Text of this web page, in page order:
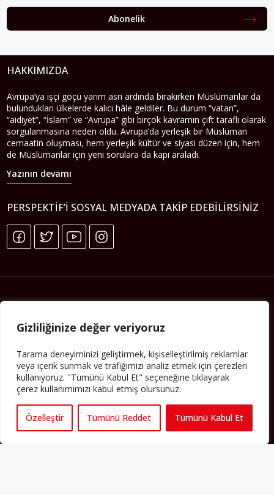
Gizliliğinize değer veriyoruz
Tarama deneyiminizi geliştirmek, kişiselleştirilmiş reklamlar
veya içerik sunmak ve trafiğimizi analiz etmek için çerezleri
kullanıyoruz. "Tümünü Kabul Et" seçeneğine tıklayarak
çerez kullanımımızı kabul etmiş olursunuz.
Özelleştir Tümünü Reddet Tümünü Kabul Et
Abonelik
HAKKIMIZDA
Avrupa’ya işçi göçü yarım asrı ardında bırakırken Müslümanlar da
bulundukları ülkelerde kalıcı hâle geldiler. Bu durum “vatan”,
“aidiyet”, “İslam” ve “Avrupa” gibi birçok kavramın çift taraflı olarak
sorgulanmasına neden oldu. Avrupa’da yerleşik bir Müslüman
cemaatin oluşması, hem yerleşik kültür ve siyasi düzen için, hem
de Müslümanlar için yeni sorulara da kapı araladı.
Yazının devamı
PERSPEKTIF’I SOSYAL MEDYADA TAKIP EDEBILIRSINIZ
Künye
Yorum Kuralları
Abonelik
İletişim